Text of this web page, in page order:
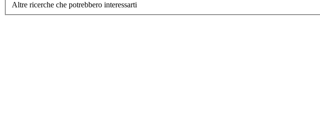
Altre ricerche che potrebbero interessarti